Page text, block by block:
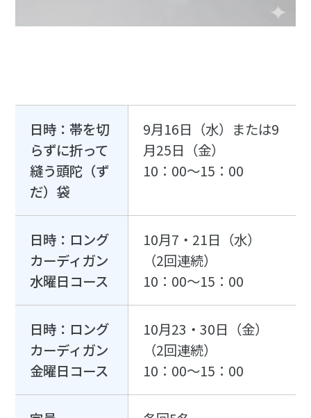
日時：帯を切
らずに折って
縫う頭陀（ず
だ）袋
9月16日（水）または9
月25日（金）
10：00～15：00
日時：ロング
カーディガン
水曜日コース
10月7・21日（水）
（2回連続）
10：00～15：00
日時：ロング
カーディガン
金曜日コース
10月23・30日（金）
（2回連続）
10：00～15：00